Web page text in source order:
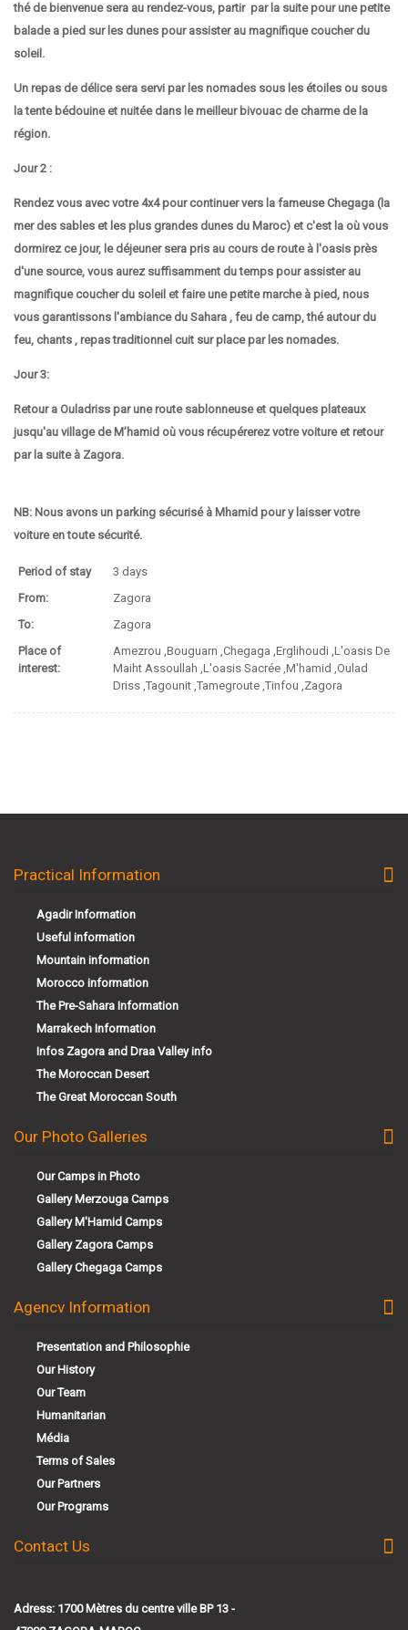
thé de bienvenue sera au rendez-vous, partir par la suite pour une petite
balade a pied sur les dunes pour assister au magnifique coucher du
soleil.
Un repas de délice sera servi par les nomades sous les étoiles ou sous
la tente bédouine et nuitée dans le meilleur bivouac de charme de la
région.
Jour 2 :
Rendez vous avec votre 4x4 pour continuer vers la fameuse Chegaga (la
mer des sables et les plus grandes dunes du Maroc) et c'est la où vous
dormirez ce jour, le déjeuner sera pris au cours de route à l'oasis près
d'une source, vous aurez suffisamment du temps pour assister au
magnifique coucher du soleil et faire une petite marche à pied, nous
vous garantissons l'ambiance du Sahara , feu de camp, thé autour du
feu, chants , repas traditionnel cuit sur place par les nomades.
Jour 3:
Retour a Ouladriss par une route sablonneuse et quelques plateaux
jusqu'au village de M’hamid où vous récupérerez votre voiture et retour
par la suite à Zagora.
NB: Nous avons un parking sécurisé à Mhamid pour y laisser votre
voiture en toute sécurité.
Period of stay
3 days
From:
Zagora
To:
Zagora
Place of
interest:
Amezrou ,Bouguarn ,Chegaga ,Erglihoudi ,L'oasis De
Maiht Assoullah ,L'oasis Sacrée ,M'hamid ,Oulad
Driss ,Tagounit ,Tamegroute ,Tinfou ,Zagora
Practical Information
Agadir Information
Useful information
Mountain information
Morocco information
The Pre-Sahara Information
Marrakech Information
Infos Zagora and Draa Valley info
The Moroccan Desert
The Great Moroccan South
Our Photo Galleries
Our Camps in Photo
Gallery Merzouga Camps
Gallery M'Hamid Camps
Gallery Zagora Camps
Gallery Chegaga Camps
Agencv Information
Presentation and Philosophie
Our History
Our Team
Humanitarian
Média
Terms of Sales
Our Partners
Our Programs
Contact Us
Adress: 1700 Mètres du centre ville BP 13 -